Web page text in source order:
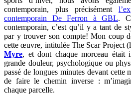
contemporain, plus précisément
contemporain De Ferron à GBL.
contemporain, c’est qu’il y a tant de
par y trouver son compte! Mon coup
cette œuvre, intitulée The Scar Project
Myre, et dont chaque morceau était
grande douleur, psychologique ou
passé de longues minutes devant cette
de faire le chemin inverse :
chaque parcelle.